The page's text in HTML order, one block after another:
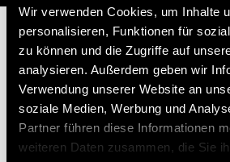
Wir verwenden Cookies, um Inhalte
personalisieren, Funktionen für
zu können und die Zugriffe auf
analysieren. Außerdem geben wir
Verwendung unserer Website an
soziale Medien, Werbung und
Partner führen diese Informationen
weiteren Daten zusammen, die Sie
Hersteller